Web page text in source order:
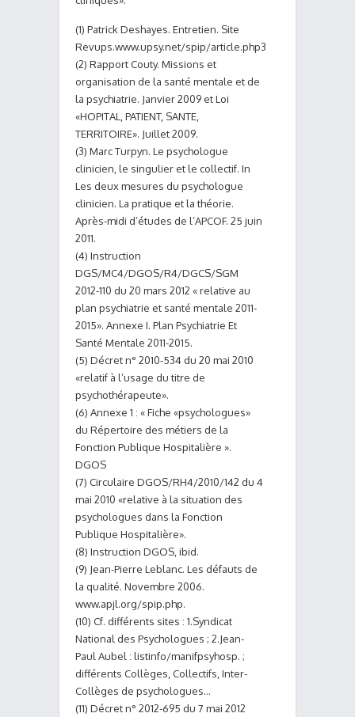
(1) Patrick Deshayes. Entretien. Site
Revups.www.upsy.net/spip/article.php3
(2) Rapport Couty. Missions et
organisation de la santé mentale et de
la psychiatrie. Janvier 2009 et Loi
«HOPITAL, PATIENT, SANTE,
TERRITOIRE». Juillet 2009.
(3) Marc Turpyn. Le psychologue
clinicien, le singulier et le collectif. In
Les deux mesures du psychologue
clinicien. La pratique et la théorie.
Après-midi d’études de l’APCOF. 25 juin
2011.
(4) Instruction
DGS/MC4/DGOS/R4/DGCS/SGM
2012-110 du 20 mars 2012 « relative au
plan psychiatrie et santé mentale 2011-
2015». Annexe I. Plan Psychiatrie Et
Santé Mentale 2011-2015.
(5) Décret n° 2010-534 du 20 mai 2010
«relatif à l’usage du titre de
psychothérapeute».
(6) Annexe 1 : « Fiche «psychologues»
du Répertoire des métiers de la
Fonction Publique Hospitalière ».
DGOS
(7) Circulaire DGOS/RH4/2010/142 du 4
mai 2010 «relative à la situation des
psychologues dans la Fonction
Publique Hospitalière».
(8) Instruction DGOS, ibid.
(9) Jean-Pierre Leblanc. Les défauts de
la qualité. Novembre 2006.
www.apjl.org/spip.php.
(10) Cf. différents sites : 1.Syndicat
National des Psychologues ; 2.Jean-
Paul Aubel : listinfo/manifpsyhosp. ;
différents Collèges, Collectifs, Inter-
Collèges de psychologues…
(11) Décret n° 2012-695 du 7 mai 2012